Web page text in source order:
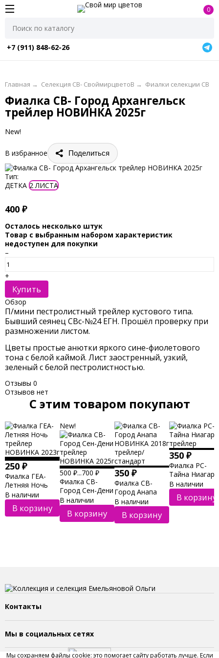
0
+7 (911) 848-62-26
Главная → Селекция СВ- СвоймирцветоВ → Фиалки селекции СВ
Фиалка СВ- Город Архангельск
трейлер НОВИНКА 2025г
New!
В избранное Поделиться
Тип:
ДЕТКА 2 ЛИСТА
400 ₽
Осталось несколько штук
Товар с выбранным набором характеристик
недоступен для покупки
–
+
Купить
Обзор
П/мини пестролистный трейлер кустового типа.
Бывший сеянец СВс-№24 ЕГН. Прошёл проверку при
размножении листом.
Цветы простые анютки яркого сине-фиолетового
тона с белой каймой. Лист заостренный, узкий,
зеленый с белой пестролистностью.
Отзывы 0
Отзывов нет
C этим товаром покупают
250 ₽
Фиалка ГЕА-
Летняя Ночь
трейлер
НОВИНКА 2023г
В наличии
В корзину
New!
500 ₽...700 ₽
Фиалка СВ-
Город Сен-Дени
трейлер
НОВИНКА 2025г
В наличии
В корзину
350 ₽
Фиалка СВ-
Город Анапа
НОВИНКА 2018г
трейлер/
стандарт
В наличии
В корзину
350 ₽
Фиалка РС-
Тайна Ниагары
трейлер
В наличии
В корзину
Контакты
Мы в социальных сетях
Мы сохраняем файлы cookie: это помогает сайту работать лучше. Если